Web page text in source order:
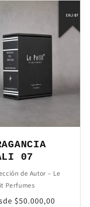
07
de Autor – Le
Perfumes
$50.000,00